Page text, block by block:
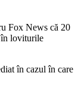
Fox News că 20
loviturile
în cazul în care